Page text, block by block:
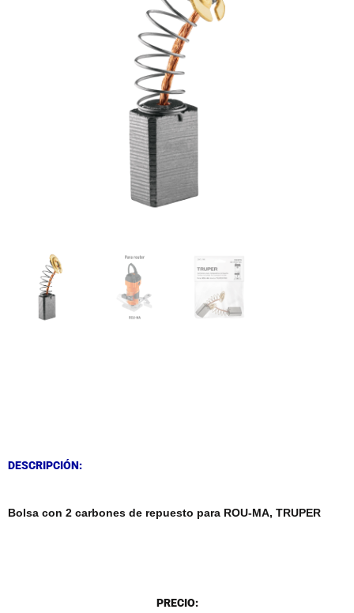
DESCRIPCIÓN:
Bolsa con 2 carbones de repuesto para ROU-MA, TRUPER
PRECIO: